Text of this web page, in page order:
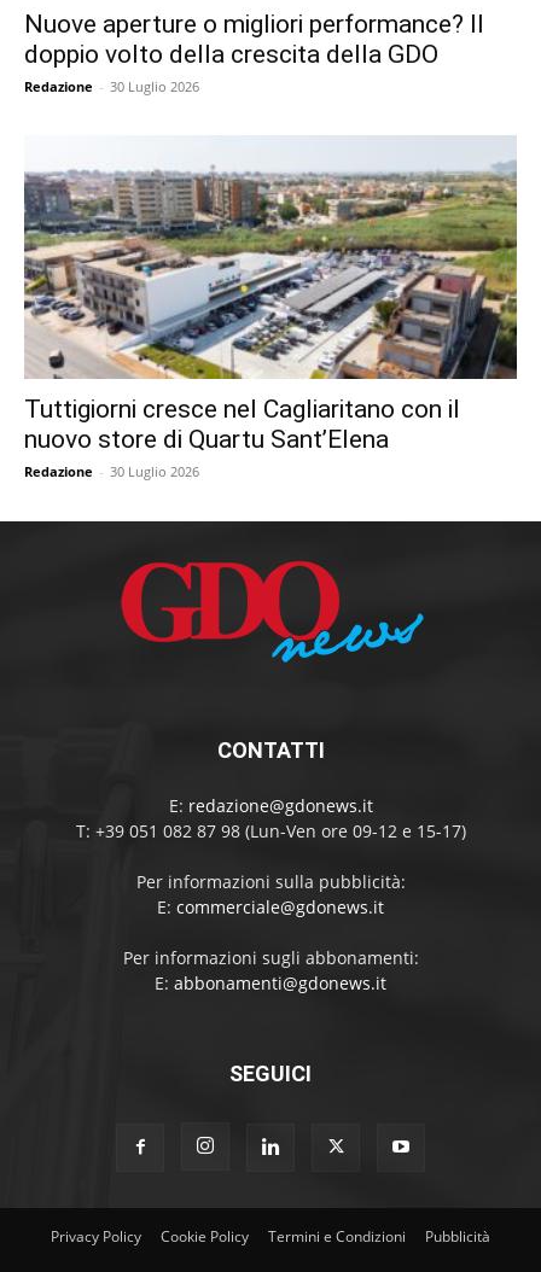
Nuove aperture o migliori performance? Il
doppio volto della crescita della GDO
Redazione - 30 Luglio 2026
Tuttigiorni cresce nel Cagliaritano con il
nuovo store di Quartu Sant’Elena
Redazione - 30 Luglio 2026
CONTATTI
E: redazione@gdonews.it
T: +39 051 082 87 98 (Lun-Ven ore 09-12 e 15-17)
Per informazioni sulla pubblicità:
E: commerciale@gdonews.it
Per informazioni sugli abbonamenti:
E: abbonamenti@gdonews.it
SEGUICI
Privacy Policy Cookie Policy Termini e Condizioni Pubblicità